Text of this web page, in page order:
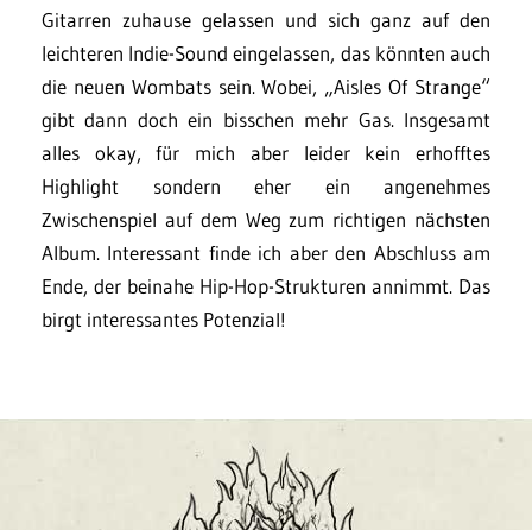
Gitarren zuhause gelassen und sich ganz auf den
leichteren Indie-Sound eingelassen, das könnten auch
die neuen Wombats sein. Wobei, „Aisles Of Strange“
gibt dann doch ein bisschen mehr Gas. Insgesamt
alles okay, für mich aber leider kein erhofftes
Highlight sondern eher ein angenehmes
Zwischenspiel auf dem Weg zum richtigen nächsten
Album. Interessant finde ich aber den Abschluss am
Ende, der beinahe Hip-Hop-Strukturen annimmt. Das
birgt interessantes Potenzial!